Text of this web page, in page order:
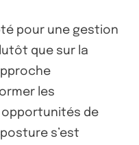
pour une gestion
que sur la
les
de
s’est